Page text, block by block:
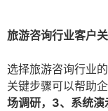
旅游咨询行业客户
选择旅游咨询行业
关键步骤可以帮助
场调研，3、系统